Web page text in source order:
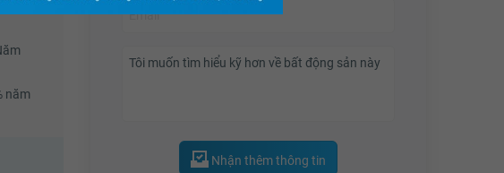
năm
15.53 tỷ
15.61 tỷ
Nhận thêm thông tin